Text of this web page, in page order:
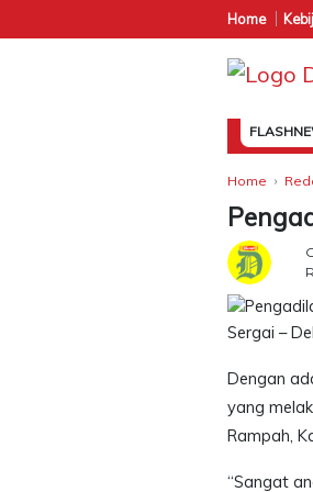
Home
Home
Sergai –
Dengan
yang
Rampah,
“Sangat